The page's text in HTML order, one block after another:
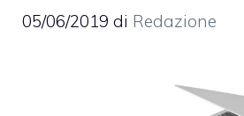
05/06/2019 di Redazione